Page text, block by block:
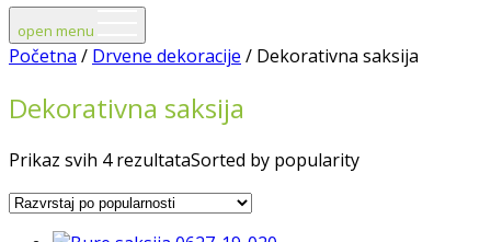
open menu
Početna / Drvene dekoracije / Dekorativna saksija
Dekorativna saksija
Prikaz svih 4 rezultataSorted by popularity